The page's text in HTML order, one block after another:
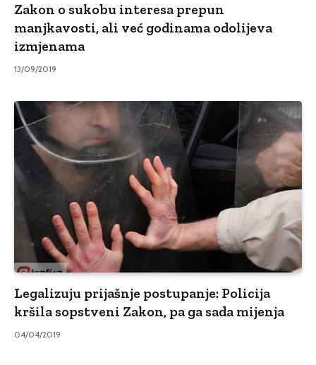
Zakon o sukobu interesa prepun
manjkavosti, ali već godinama odolijeva
izmjenama
13/09/2019
Legalizuju prijašnje postupanje: Policija
kršila sopstveni Zakon, pa ga sada mijenja
04/04/2019